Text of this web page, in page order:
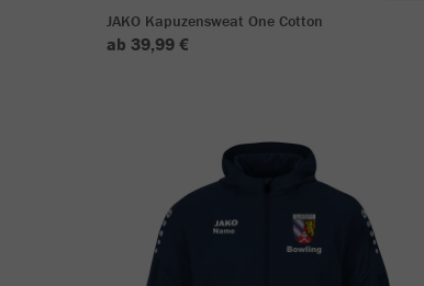
JAKO Kapuzensweat One Cotton
ab 39,99 €